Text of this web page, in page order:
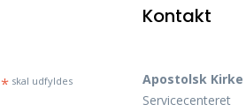
*skal udfyldes
Kontakt
Apostolsk Kirke
Servicecenteret